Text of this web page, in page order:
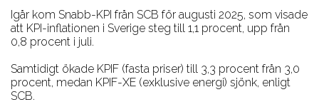
Igår kom Snabb-KPI från SCB för augusti 2025, som visade
att KPI-inflationen i Sverige steg till 1,1 procent, upp från
0,8 procent i juli.
Samtidigt ökade KPIF (fasta priser) till 3,3 procent från 3,0
procent, medan KPIF-XE (exklusive energi) sjönk, enligt
SCB.